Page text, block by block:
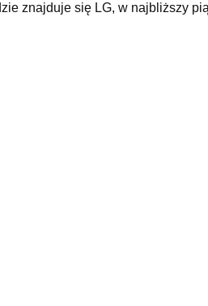
znajduje się LG, w najbliższy